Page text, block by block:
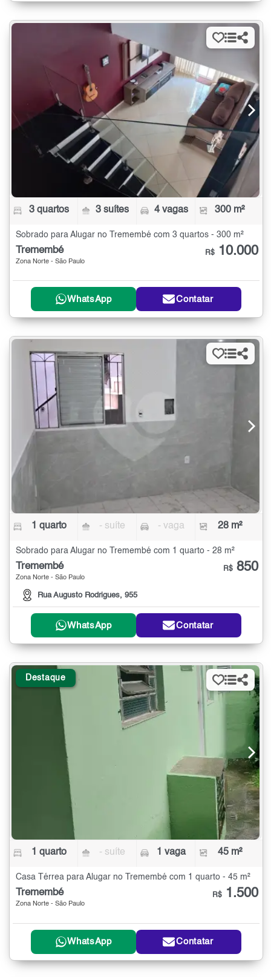
3 quartos 3 suítes 4 vagas 300 m²
Sobrado para Alugar no Tremembé com 3 quartos - 300 m²
Tremembé
Zona Norte - São Paulo
R$ 10.000
WhatsApp Contatar
1 quarto - suíte - vaga 28 m²
Sobrado para Alugar no Tremembé com 1 quarto - 28 m²
Tremembé
Zona Norte - São Paulo
Rua Augusto Rodrigues, 955
R$ 850
WhatsApp Contatar
Destaque
1 quarto - suíte 1 vaga 45 m²
Casa Térrea para Alugar no Tremembé com 1 quarto - 45 m²
Tremembé
Zona Norte - São Paulo
R$ 1.500
WhatsApp Contatar